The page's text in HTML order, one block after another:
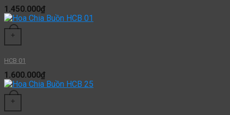
1.450.000₫
+
HCB 01
1.600.000₫
+